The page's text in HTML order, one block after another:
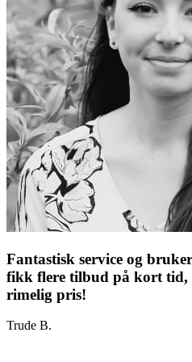
Fantastisk service og
fikk flere tilbud på kort tid,
rimelig pris!
Trude B.